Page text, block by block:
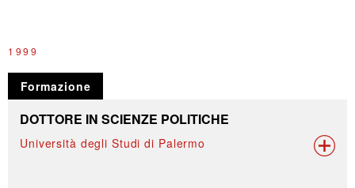
1999
Formazione
DOTTORE IN SCIENZE POLITICHE
Università degli Studi di Palermo